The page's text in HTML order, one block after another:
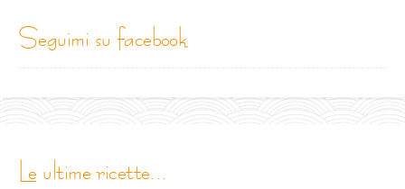
seguimi su facebook
le ultime ricette...